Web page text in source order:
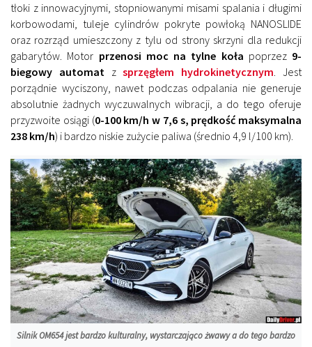
tłoki z innowacyjnymi, stopniowanymi misami spalania i długimi
korbowodami, tuleje cylindrów pokryte powłoką NANOSLIDE
oraz rozrząd umieszczony z tylu od strony skrzyni dla redukcji
gabarytów. Motor przenosi moc na tylne koła poprzez 9-
biegowy automatzsprzęgłem hydrokinetycznym. Jest
porządnie wyciszony, nawet podczas odpalania nie generuje
absolutnie żadnych wyczuwalnych wibracji, a do tego oferuje
przyzwoite osiągi (0-100 km/h w 7,6 s, prędkość maksymalna
238 km/h) i bardzo niskie zużycie paliwa (średnio 4,9 l/100 km).
Silnik OM654 jest bardzo kulturalny, wystarczająco żwawy a do tego bardzo